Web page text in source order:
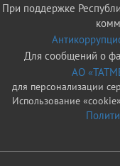
При поддержке
Для сообщений о
АО
для персонализации
Использование